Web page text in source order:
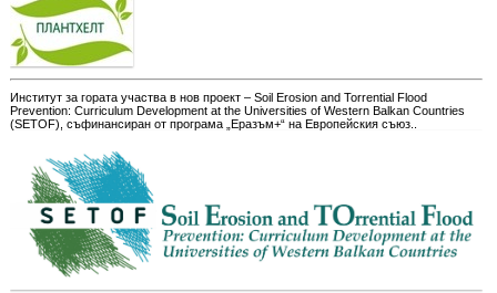
Институт за гората участва в нов проект – Soil Erosion and Torrential Flood
Prevention: Curriculum Development at the Universities of Western Balkan Countries
(SETOF), съфинансиран от програма „Еразъм+“ на Европейския съюз..